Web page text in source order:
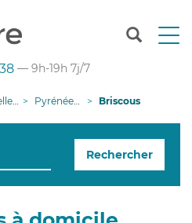
T
n
g
— 9h-19h 7j/7
Pyrénées-Atlantiques Briscous
Rechercher